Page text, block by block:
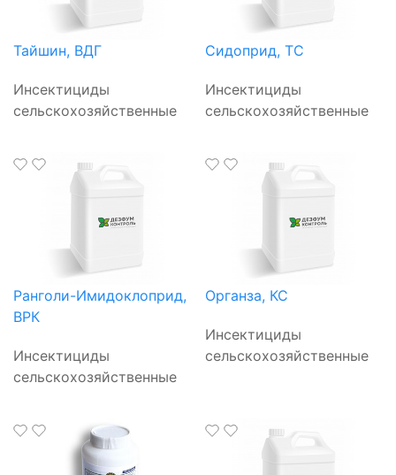
Тайшин, ВДГ
Инсектициды
сельскохозяйственные
Сидоприд, ТС
Инсектициды
сельскохозяйственные
Ранголи-Имидоклоприд,
ВРК
Инсектициды
сельскохозяйственные
Органза, КС
Инсектициды
сельскохозяйственные